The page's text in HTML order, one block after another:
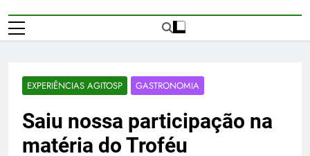
EXPERIÊNCIAS AGITOSP GASTRONOMIA
Saiu nossa participação na
matéria do Troféu